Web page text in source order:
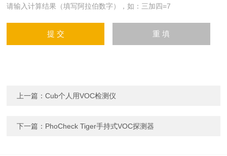
请输入计算结果（填写阿拉伯数字），如：三加四=7
上一篇：Cub个人用VOC检测仪
下一篇： PhoCheck Tiger手持式VOC探测器